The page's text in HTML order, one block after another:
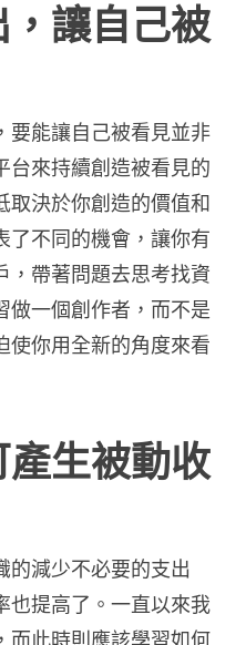
讓自己被
要能讓自己被看見並非
台來持續創造被看見的
取決於你創造的價值和
了不同的機會，讓你有
，帶著問題去思考找資
做一個創作者，而不是
使你用全新的角度來看
生被動收
的減少不必要的支出
也提高了。一直以來我
而此時則應該學習如何